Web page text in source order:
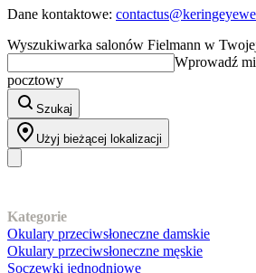
Dane kontaktowe:
Wyszukiwarka salonów Fielmann w
Wprowadź
pocztowy
Szukaj
Użyj bieżącej lokalizacji
Kategorie
Okulary przeciwsłoneczne damskie
Okulary przeciwsłoneczne męskie
Soczewki jednodniowe